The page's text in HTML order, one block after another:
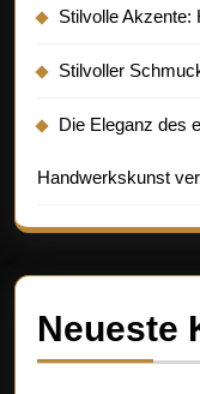
Stilvolle
Stilvoller
Die Eleganz des
Handwerkskunst
Neueste